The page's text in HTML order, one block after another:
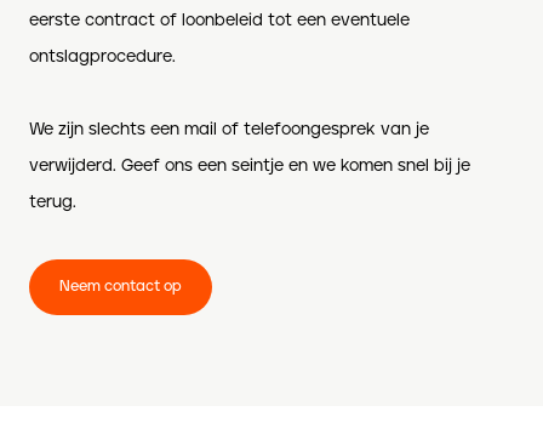
eerste contract of loonbeleid tot een eventuele
ontslagprocedure.
We zijn slechts een mail of telefoongesprek van je
verwijderd. Geef ons een seintje en we komen snel bij je
terug.
Neem contact op